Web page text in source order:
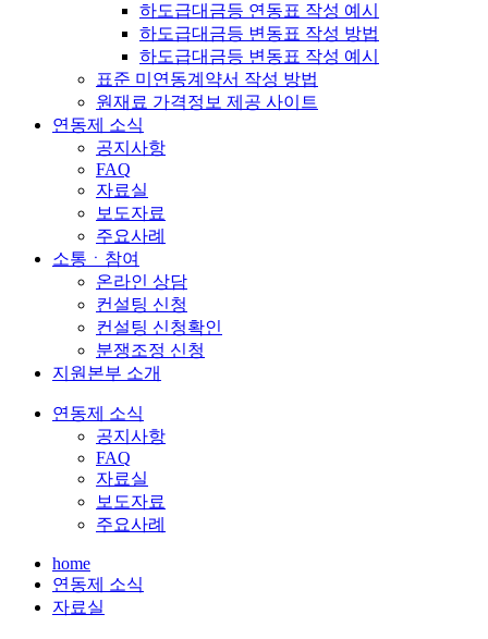
하도급대금등 연동표 작성 예시
하도급대금등 변동표 작성 방법
하도급대금등 변동표 작성 예시
표준 미연동계약서 작성 방법
원재료 가격정보 제공 사이트
연동제 소식
공지사항
FAQ
자료실
보도자료
주요사례
소통ㆍ참여
온라인 상담
컨설팅 신청
컨설팅 신청확인
분쟁조정 신청
지원본부 소개
연동제 소식
공지사항
FAQ
자료실
보도자료
주요사례
home
연동제 소식
자료실